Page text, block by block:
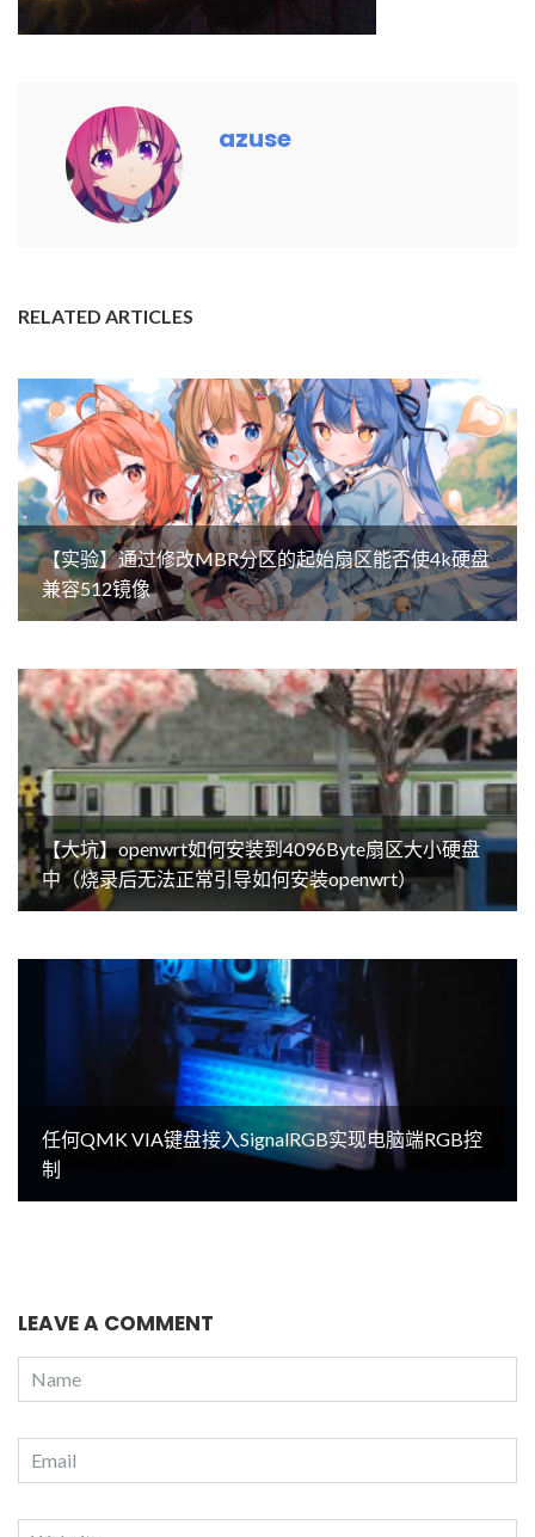
azuse
RELATED ARTICLES
【实验】通过修改MBR分区的起始扇区能否使4k硬盘
兼容512镜像
【大坑】openwrt如何安装到4096Byte扇区大小硬盘
中（烧录后无法正常引导如何安装openwrt）
任何QMK VIA键盘接入SignalRGB实现电脑端RGB控
制
LEAVE A COMMENT